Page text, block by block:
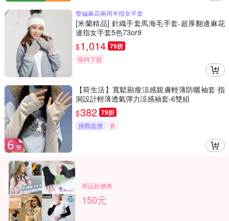
雙編麻花兩用半指女手套
[米蘭精品] 針織手套馬海毛手套-超厚翻邊麻花
連指女手套5色73or9
$1,014 79折
限時下殺
【荷生活】寬鬆顯瘦涼感親膚輕薄防曬袖套 指
洞設計輕薄透氣彈力涼感袖套-6雙組
$382 79折
挑戰低價 券
商品折價券
150元